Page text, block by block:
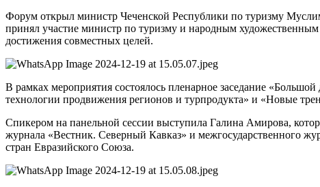
Форум открыл министр Чеченской Республики по туризму
принял участие министр по туризму и народным
достижения совместных целей.
В рамках мероприятия состоялось пленарное заседание
технологии продвижения регионов и турпродукта» и «Новые
Спикером на панельной сессии выступила Галина Амирова,
журнала «Вестник. Северный Кавказ» и межгосударственного
стран Евразийского Союза.